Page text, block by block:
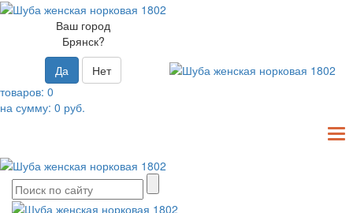
Ваш город
Брянск?
Да
Нет
товаров: 0
на сумму: 0 руб.